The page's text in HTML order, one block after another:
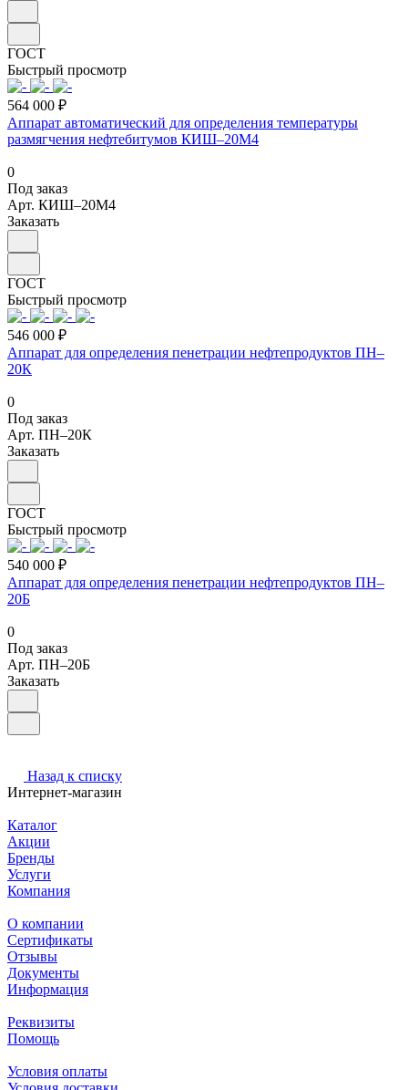
ГОСТ
Быстрый просмотр
564 000 ₽
Аппарат автоматический для определения температуры
размягчения нефтебитумов КИШ–20М4
0
Под заказ
Арт. КИШ–20М4
Заказать
ГОСТ
Быстрый просмотр
546 000 ₽
Аппарат для определения пенетрации нефтепродуктов ПН–
20К
0
Под заказ
Арт. ПН–20К
Заказать
ГОСТ
Быстрый просмотр
540 000 ₽
Аппарат для определения пенетрации нефтепродуктов ПН–
20Б
0
Под заказ
Арт. ПН–20Б
Заказать
Назад к списку
Интернет-магазин
Каталог
Акции
Бренды
Услуги
Компания
О компании
Сертификаты
Отзывы
Документы
Информация
Реквизиты
Помощь
Условия оплаты